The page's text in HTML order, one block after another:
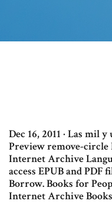
Dec 16, 2011 · Las mil
Preview remove-
Internet Archive
access EPUB and PDF
Borrow. Books for
Internet Archive